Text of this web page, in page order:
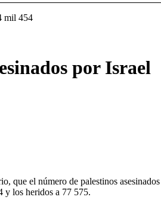
mil 454
por Israel
que el número de palestinos asesinados
y los heridos a 77 575.